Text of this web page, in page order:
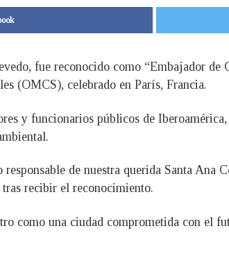
fue reconocido como “Embajador
(OMCS), celebrado en París, Francia.
y funcionarios públicos de
de nuestra querida Santa
tras recibir el reconocimiento.
como una ciudad comprometida con el